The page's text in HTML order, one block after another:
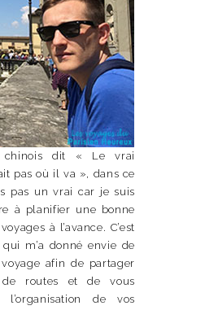
chinois dit « Le vrai
pas où il va », dans ce
pas un vrai car je suis
à planifier une bonne
à l’avance. C’est
m’a donné envie de
afin de partager
de routes et de vous
l’organisation de vos